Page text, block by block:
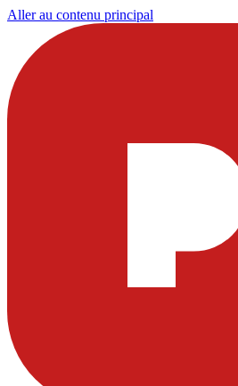
Aller au contenu principal